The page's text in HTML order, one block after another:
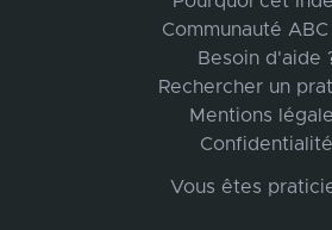
Communauté ABC
Besoin d'aide
Rechercher un
Mentions
Confidentialité
Vous êtes